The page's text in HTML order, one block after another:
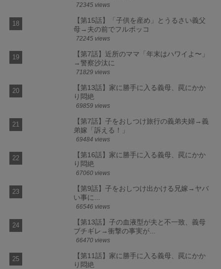
72345 views
【第15話】「子供を産め」とうるさい義父
母→夫の前でフルボッコ
72245 views
【第7話】近所のママ「年末はハワイよ〜」
→警察沙汰に
71829 views
【第13話】家に勝手に入る義母、罠にかか
り悶絶
69859 views
【第7話】子をおしつけ旅行の義弟夫婦→義
弟嫁「訴える！」
69484 views
【第16話】家に勝手に入る義母、罠にかか
り悶絶
67060 views
【第9話】子をおしつけ出かける兄嫁→ヤバ
い事に...
66546 views
【第13話】子の血液型が夫と不一致、義母
ブチギレ→衝撃の事実が...
66470 views
【第11話】家に勝手に入る義母、罠にかか
り悶絶